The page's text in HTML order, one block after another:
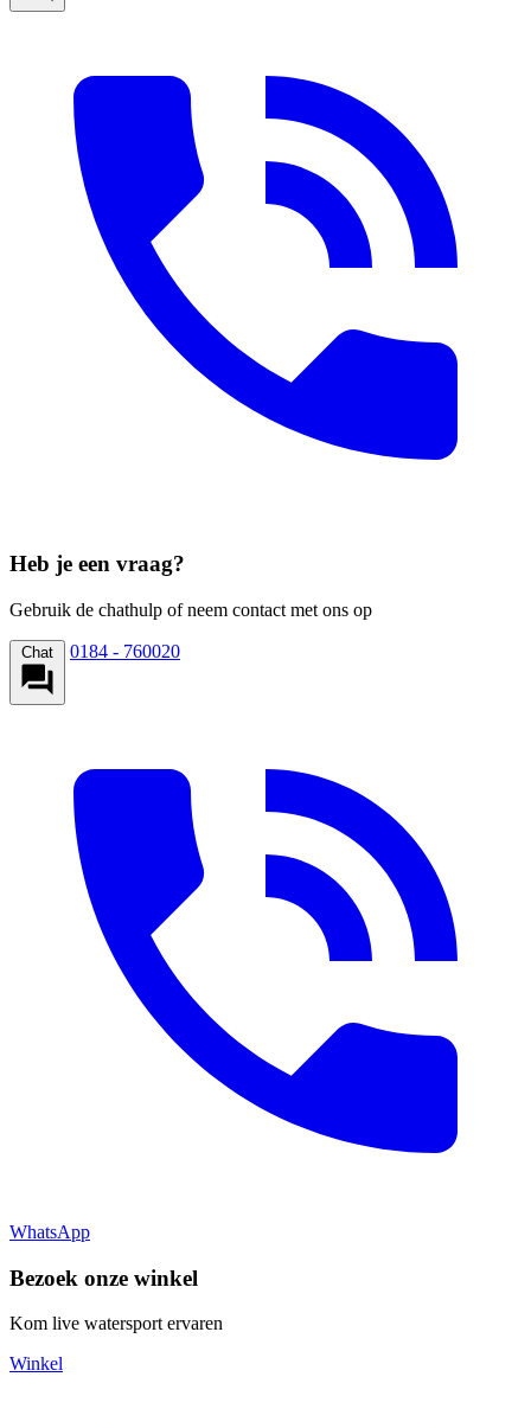
Heb je een vraag?
Gebruik de chathulp of neem contact met ons op
Chat 0184 - 760020
WhatsApp
Bezoek onze winkel
Kom live watersport ervaren
Winkel